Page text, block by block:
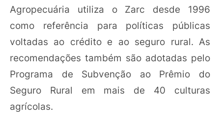
Agropecuária utiliza o Zarc desde 1996
como referência para políticas públicas
voltadas ao crédito e ao seguro rural. As
recomendações também são adotadas pelo
Programa de Subvenção ao Prêmio do
Seguro Rural em mais de 40 culturas
agrícolas.